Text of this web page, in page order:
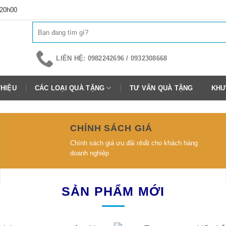
kiếm:
LIÊN HỆ: 0982242696 / 0932308668
CÁC LOẠI QUÀ TẶNG TƯ VẤN QUÀ TẶNG
CHÍNH SÁCH GIÁ
Chính sách giá ưu đãi nhất cho khách hàng
doanh nghiệp
SẢN PHẨM MỚI